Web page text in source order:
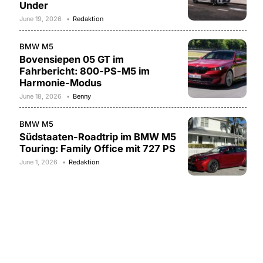
Under
June 19, 2026 Redaktion
BMW M5
Bovensiepen 05 GT im
Fahrbericht: 800-PS-M5 im
Harmonie-Modus
June 18, 2026 Benny
BMW M5
Südstaaten-Roadtrip im BMW M5
Touring: Family Office mit 727 PS
June 1, 2026 Redaktion